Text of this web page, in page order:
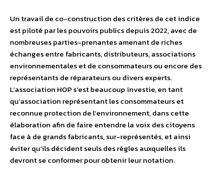
Un travail de co-construction des critères de cet indice
est piloté par les pouvoirs publics depuis 2022, avec de
nombreuses parties-prenantes amenant de riches
échanges entre fabricants, distributeurs, associations
environnementales et de consommateurs ou encore des
représentants de réparateurs ou divers experts.
L’association HOP s’est beaucoup investie, en tant
qu’association représentant les consommateurs et
reconnue protection de l’environnement, dans cette
élaboration afin de faire entendre la voix des citoyens
face à de grands fabricants, sur-représentés, et ainsi
éviter qu’ils décident seuls des règles auxquelles ils
devront se conformer pour obtenir leur notation.